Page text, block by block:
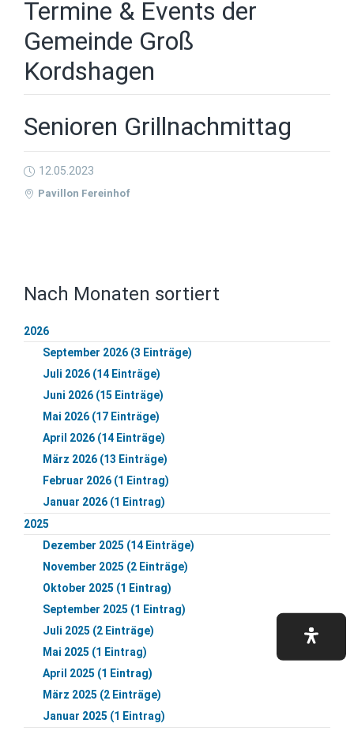
Termine & Events der
Gemeinde Groß
Kordshagen
Senioren Grillnachmittag
12.05.2023
Pavillon Fereinhof
Nach Monaten sortiert
2026
September 2026 (3 Einträge)
Juli 2026 (14 Einträge)
Juni 2026 (15 Einträge)
Mai 2026 (17 Einträge)
April 2026 (14 Einträge)
März 2026 (13 Einträge)
Februar 2026 (1 Eintrag)
Januar 2026 (1 Eintrag)
2025
Dezember 2025 (14 Einträge)
November 2025 (2 Einträge)
Oktober 2025 (1 Eintrag)
September 2025 (1 Eintrag)
Juli 2025 (2 Einträge)
Mai 2025 (1 Eintrag)
April 2025 (1 Eintrag)
März 2025 (2 Einträge)
Januar 2025 (1 Eintrag)